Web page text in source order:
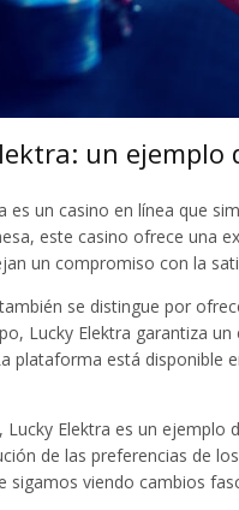
un
es un casino en línea que
este casino ofrece una
un compromiso con la
se distingue por
Lucky Elektra garantiza
plataforma está disponible
Lucky Elektra es un
de las preferencias de
sigamos viendo cambios